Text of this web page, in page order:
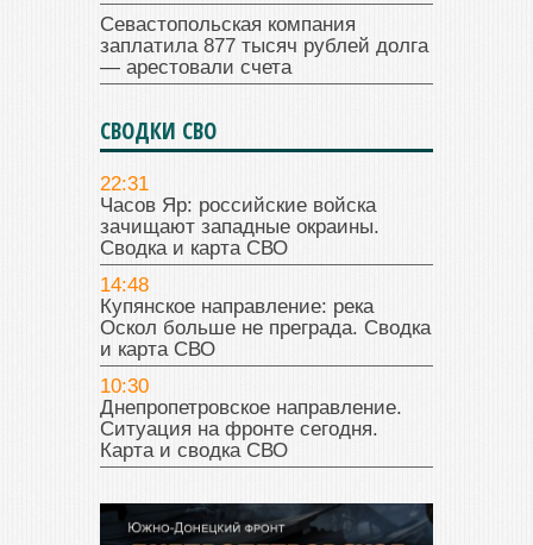
Севастопольская компания
заплатила 877 тысяч рублей долга
— арестовали счета
СВОДКИ СВО
22:31
Часов Яр: российские войска
зачищают западные окраины.
Сводка и карта СВО
14:48
Купянское направление: река
Оскол больше не преграда. Сводка
и карта СВО
10:30
Днепропетровское направление.
Ситуация на фронте сегодня.
Карта и сводка СВО